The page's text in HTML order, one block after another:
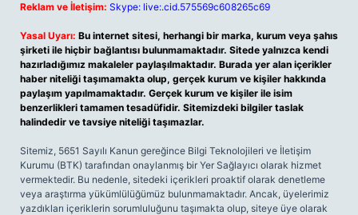
Reklam ve İletişim: Skype: live:.cid.575569c608265c69
Yasal Uyarı: Bu internet sitesi, herhangi bir marka, kurum veya şahıs
şirketi ile hiçbir bağlantısı bulunmamaktadır. Sitede yalnızca kendi
hazırladığımız makaleler paylaşılmaktadır. Burada yer alan içerikler
haber niteliği taşımamakta olup, gerçek kurum ve kişiler hakkında
paylaşım yapılmamaktadır. Gerçek kurum ve kişiler ile isim
benzerlikleri tamamen tesadüfidir. Sitemizdeki bilgiler taslak
halindedir ve tavsiye niteliği taşımazlar.
Sitemiz, 5651 Sayılı Kanun gereğince Bilgi Teknolojileri ve İletişim
Kurumu (BTK) tarafından onaylanmış bir Yer Sağlayıcı olarak hizmet
vermektedir. Bu nedenle, sitedeki içerikleri proaktif olarak denetleme
veya araştırma yükümlülüğümüz bulunmamaktadır. Ancak, üyelerimiz
yazdıkları içeriklerin sorumluluğunu taşımakta olup, siteye üye olarak